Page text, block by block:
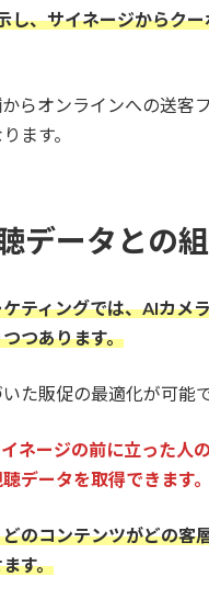
し、サイネージからク
らオンラインへの送客
ます。
データとの
ティングでは、AIカメ
つあります。
た販促の最適化が可能で
ネージの前に立った人
データを取得できます。
のコンテンツがどの客
す。